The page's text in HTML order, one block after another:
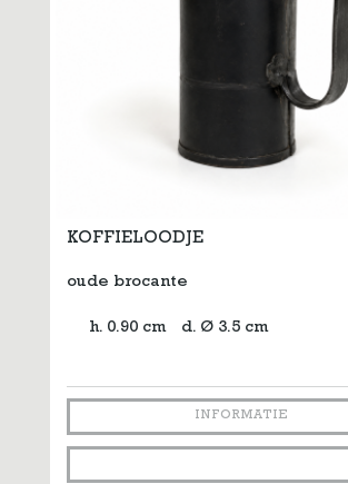
KOFFIELOODJE
oude brocante
h. 0.90 cm d. Ø 3.5 cm
INFORMATIE